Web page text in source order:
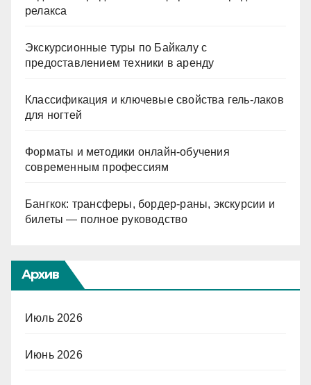
релакса
Экскурсионные туры по Байкалу с
предоставлением техники в аренду
Классификация и ключевые свойства гель-лаков
для ногтей
Форматы и методики онлайн-обучения
современным профессиям
Бангкок: трансферы, бордер-раны, экскурсии и
билеты — полное руководство
Архив
Июль 2026
Июнь 2026